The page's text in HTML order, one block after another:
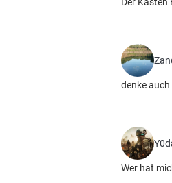
denke auch
Wer hat